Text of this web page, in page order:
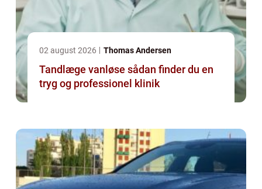
02 august 2026 Thomas Andersen
Tandlæge vanløse sådan finder du en
tryg og professionel klinik